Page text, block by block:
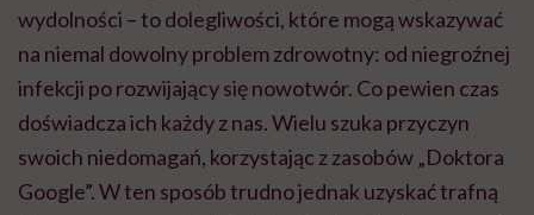
wydolności – to dolegliwości, które mogą wskazywać
na niemal dowolny problem zdrowotny: od niegroźnej
infekcji po rozwijający się nowotwór. Co pewien czas
doświadcza ich każdy z nas. Wielu szuka przyczyn
swoich niedomagań, korzystając z zasobów „Doktora
Google”. W ten sposób trudno jednak uzyskać trafną